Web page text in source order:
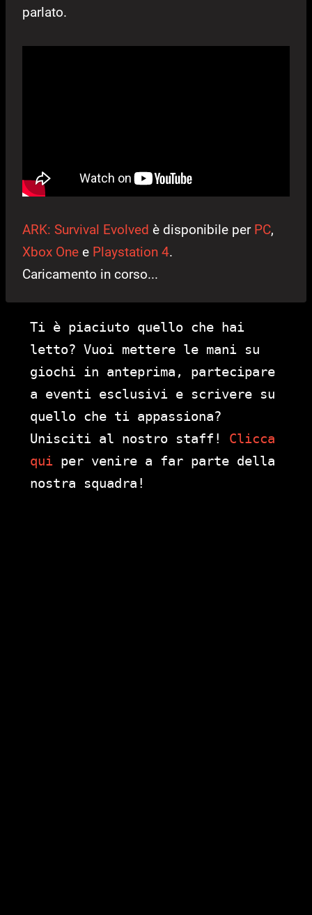
parlato.
ARK: Survival Evolved è disponibile per PC,
Xbox One e Playstation 4.
Caricamento in corso...
Ti è piaciuto quello che hai
letto? Vuoi mettere le mani su
giochi in anteprima, partecipare
a eventi esclusivi e scrivere su
quello che ti appassiona?
Unisciti al nostro staff! Clicca
qui per venire a far parte della
nostra squadra!